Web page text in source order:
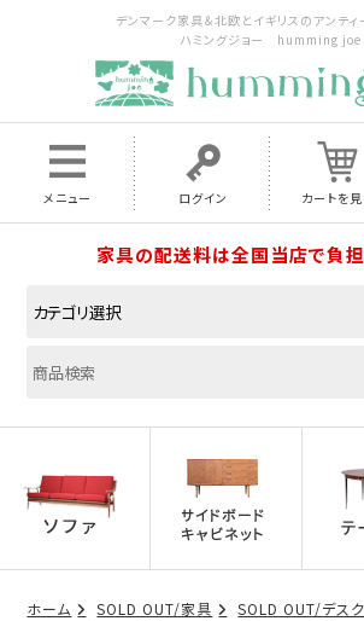
デンマーク家具＆北欧とイギリスのアンティ
ハミングジョー humming joe
メニュー ログイン カートを
家具の配送料は全国当店で負担
ホーム SOLD OUT/家具
SOLD OUT/デスク